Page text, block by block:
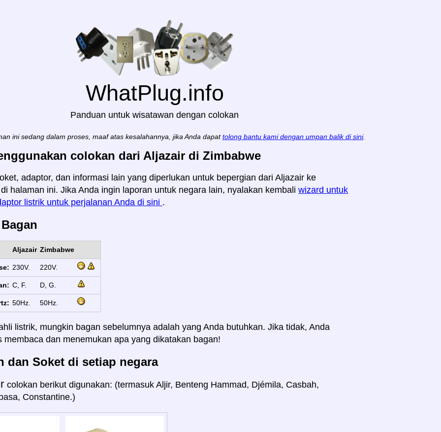
WhatPlug.info
Panduan untuk wisatawan dengan colokan
ini sedang dalam proses, maaf atas kesalahannya, jika Anda dapat tolong bantu kami dengan umpan balik di sini.
colokan dari Aljazair di Zimbabwe
adaptor, dan informasi lain yang diperlukan untuk bepergian dari Aljazair ke
halaman ini. Jika Anda ingin laporan untuk negara lain, nyalakan kembali wizard untuk
listrik untuk perjalanan Anda di sini .
Aljazair Zimbabwe
230V. 220V.
C, F. D, G.
50Hz. 50Hz.
listrik, mungkin bagan sebelumnya adalah yang Anda butuhkan. Jika tidak, Anda
membaca dan menemukan apa yang dikatakan bagan!
dan Soket di setiap negara
colokan berikut digunakan: (termasuk Aljir, Benteng Hammad, Djémila, Casbah,
Constantine.)